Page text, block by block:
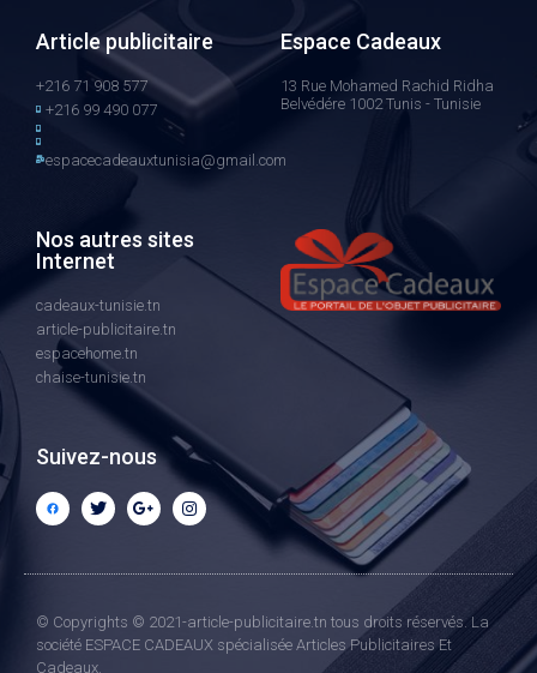
Article publicitaire
+216 71 908 577
+216 99 490 077
espacecadeauxtunisia@gmail.com
Espace Cadeaux
13 Rue Mohamed Rachid Ridha
Belvédére 1002 Tunis - Tunisie
Nos autres sites
Internet
cadeaux-tunisie.tn
article-publicitaire.tn
espacehome.tn
chaise-tunisie.tn
Suivez-nous
© Copyrights © 2021-article-publicitaire.tn tous droits réservés. La
société ESPACE CADEAUX spécialisée Articles Publicitaires Et
Cadeaux.